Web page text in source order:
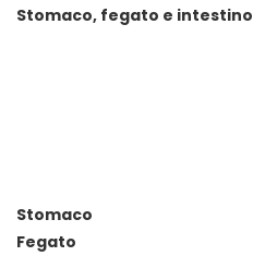
Stomaco, fegato e intestino
Stomaco
Fegato